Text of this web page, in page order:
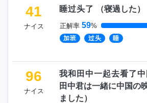
41
ナイス
睡过头了 （寝過した）
正解率 59%
加班 过头 睡
96
ナイス
我和田中一起去看了
田中君は一緒に中国の
ました）